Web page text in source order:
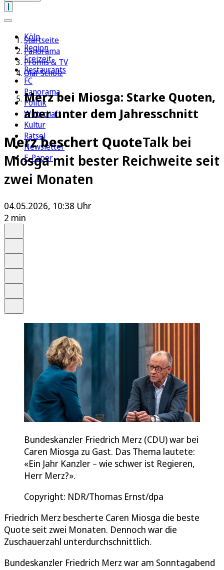
Köln
Region
Freizeit
Restaurants
FC
Panorama
Politik
Wirtschaft
Kultur
Rätsel
Newsletter
E-Paper
Startseite
Panorama
Promis & TV
Olaf Scholz
Merz bei Miosga: Starke Quoten,
aber unter dem Jahresschnitt
Merz beschert QuoteTalk bei
Miosga mit bester Reichweite seit
zwei Monaten
04.05.2026, 10:38 Uhr
2 min
Bundeskanzler Friedrich Merz (CDU) war bei
Caren Miosga zu Gast. Das Thema lautete:
«Ein Jahr Kanzler – wie schwer ist Regieren,
Herr Merz?».
Copyright: NDR/Thomas Ernst/dpa
Friedrich Merz bescherte Caren Miosga die beste
Quote seit zwei Monaten. Dennoch war die
Zuschauerzahl unterdurchschnittlich.
Bundeskanzler Friedrich Merz war am Sonntagabend